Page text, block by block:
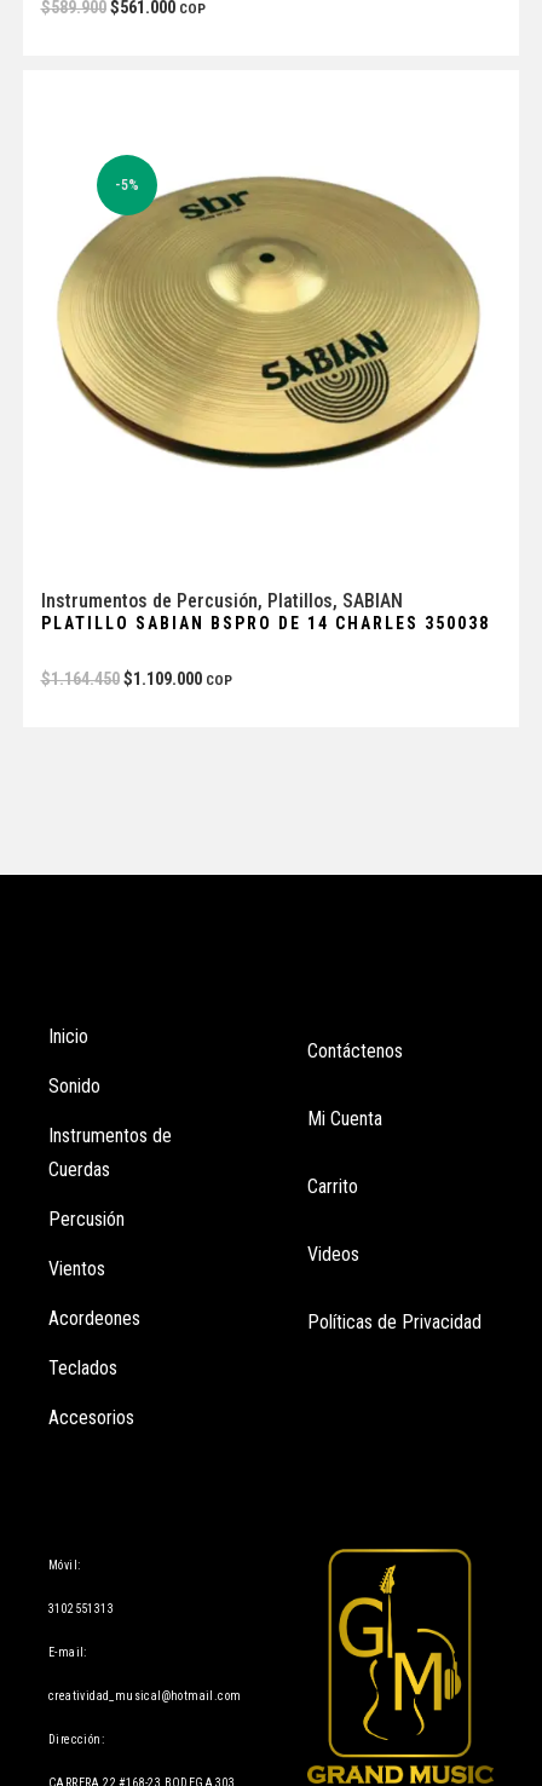
$589.900 $561.000 COP
-5%
Instrumentos de Percusión, Platillos, SABIAN
PLATILLO SABIAN BSPRO DE 14 CHARLES 350038
$1.164.450 $1.109.000 COP
Inicio
Sonido
Instrumentos de
Cuerdas
Percusión
Vientos
Acordeones
Teclados
Accesorios
Contáctenos
Mi Cuenta
Carrito
Videos
Políticas de Privacidad
Móvil:
3102551313
E-mail:
creatividad_musical@hotmail.com
Dirección: